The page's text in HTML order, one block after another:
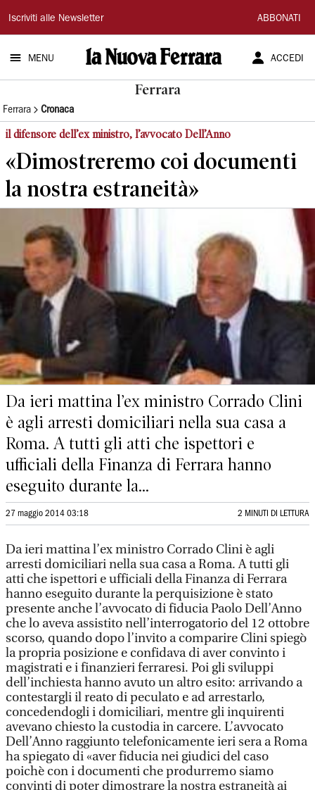
La
Nuova
Ferrara
Iscriviti alle Newsletter ABBONATI
MENU ACCEDI
Ferrara
Ferrara Cronaca
il difensore dell’ex ministro, l’avvocato Dell’Anno
«Dimostreremo coi documenti
la nostra estraneità»
Da ieri mattina l’ex ministro Corrado Clini
è agli arresti domiciliari nella sua casa a
Roma. A tutti gli atti che ispettori e
ufficiali della Finanza di Ferrara hanno
eseguito durante la...
27 maggio 2014 03:18 2 MINUTI DI LETTURA
Da ieri mattina l’ex ministro Corrado Clini è agli
arresti domiciliari nella sua casa a Roma. A tutti gli
atti che ispettori e ufficiali della Finanza di Ferrara
hanno eseguito durante la perquisizione è stato
presente anche l’avvocato di fiducia Paolo Dell’Anno
che lo aveva assistito nell’interrogatorio del 12 ottobre
scorso, quando dopo l’invito a comparire Clini spiegò
la propria posizione e confidava di aver convinto i
magistrati e i finanzieri ferraresi. Poi gli sviluppi
dell’inchiesta hanno avuto un altro esito: arrivando a
contestargli il reato di peculato e ad arrestarlo,
concedendogli i domiciliari, mentre gli inquirenti
avevano chiesto la custodia in carcere. L’avvocato
Dell’Anno raggiunto telefonicamente ieri sera a Roma
ha spiegato di «aver fiducia nei giudici del caso
poichè con i documenti che produrremo siamo
convinti di poter dimostrare la nostra estraneità ai